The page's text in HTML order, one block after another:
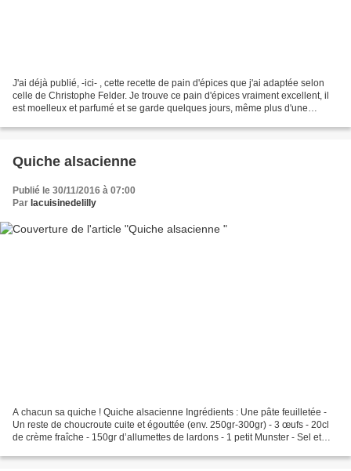
J'ai déjà publié, -ici- , cette recette de pain d'épices que j'ai adaptée selon
celle de Christophe Felder. Je trouve ce pain d'épices vraiment excellent, il
est moelleux et parfumé et se garde quelques jours, même plus d'une
Quiche alsacienne
Publié le 30/11/2016 à 07:00
Par lacuisinedelilly
A chacun sa quiche ! Quiche alsacienne Ingrédients : Une pâte feuilletée -
Un reste de choucroute cuite et égouttée (env. 250gr-300gr) - 3 œufs - 20cl
de crème fraîche - 150gr d’allumettes de lardons - 1 petit Munster - Sel et